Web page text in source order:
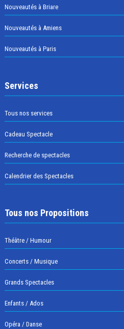
Nouveautés à Briare
Nouveautés à Amiens
Nouveautés à Paris
Services
Tous nos services
Cadeau Spectacle
Recherche de spectacles
Calendrier des Spectacles
Tous nos Propositions
Théâtre / Humour
Concerts / Musique
Grands Spectacles
Enfants / Ados
Opéra / Danse